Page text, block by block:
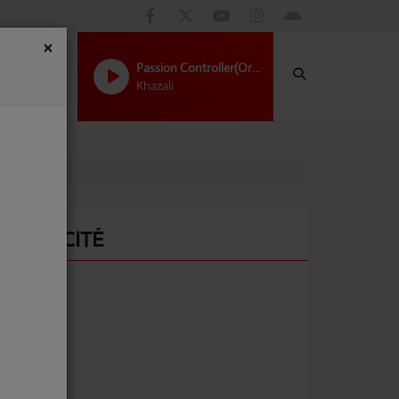
Passion Controller(Original Mix)
Khazali
PUBLICITÉ
×